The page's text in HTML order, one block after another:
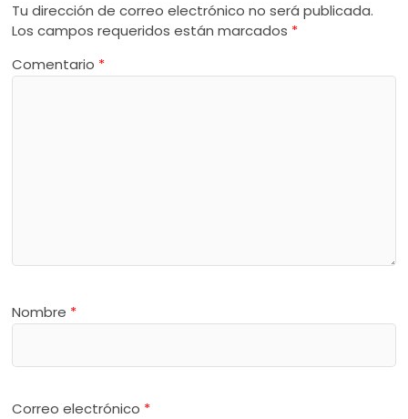
Tu dirección de correo electrónico no será publicada.
Los campos requeridos están marcados *
Comentario *
Nombre *
Correo electrónico *